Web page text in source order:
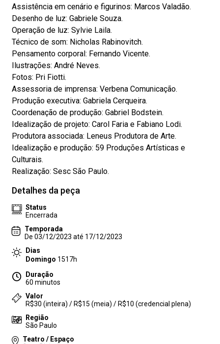
Assistência em cenário e figurinos: Marcos Valadão.
Desenho de luz: Gabriele Souza.
Operação de luz: Sylvie Laila.
Técnico de som: Nicholas Rabinovitch.
Pensamento corporal: Fernando Vicente.
Ilustrações: André Neves.
Fotos: Pri Fiotti.
Assessoria de imprensa: Verbena Comunicação.
Produção executiva: Gabriela Cerqueira.
Coordenação de produção: Gabriel Bodstein.
Idealização de projeto: Carol Faria e Fabiano Lodi.
Produtora associada: Leneus Produtora de Arte.
Idealização e produção: 59 Produções Artísticas e
Culturais.
Realização: Sesc São Paulo.
Detalhes da peça
Status
Encerrada
Temporada
De 03/12/2023 até 17/12/2023
Dias
Domingo 1517h
Duração
60 minutos
Valor
R$30 (inteira) / R$15 (meia) / R$10 (credencial plena)
Região
São Paulo
Teatro / Espaço